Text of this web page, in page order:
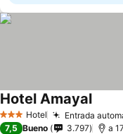
3 Estrellas
Hotel Entrada
Hotel Amayal
7,5 Bueno 3.797 a